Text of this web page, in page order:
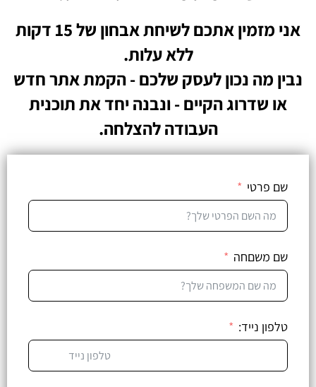
אני מזמין אתכם לשיחת אבחון של 15 דקות
ללא עלות.
נבין מה נכון לעסק שלכם - הקמת אתר חדש
או שדרוג הקיים - ונבנה יחד את תוכנית
העבודה להצלחה.
שם פרטי
שם משםחה
טלפון נייד: